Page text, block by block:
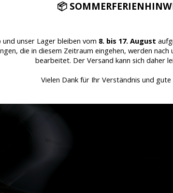
📦
und unser Lager bleiben vom 8. bis 17. August
die in diesem Zeitraum eingehen, werden nach
bearbeitet. Der Versand kann sich daher
Vielen Dank für Ihr Verständnis und gute